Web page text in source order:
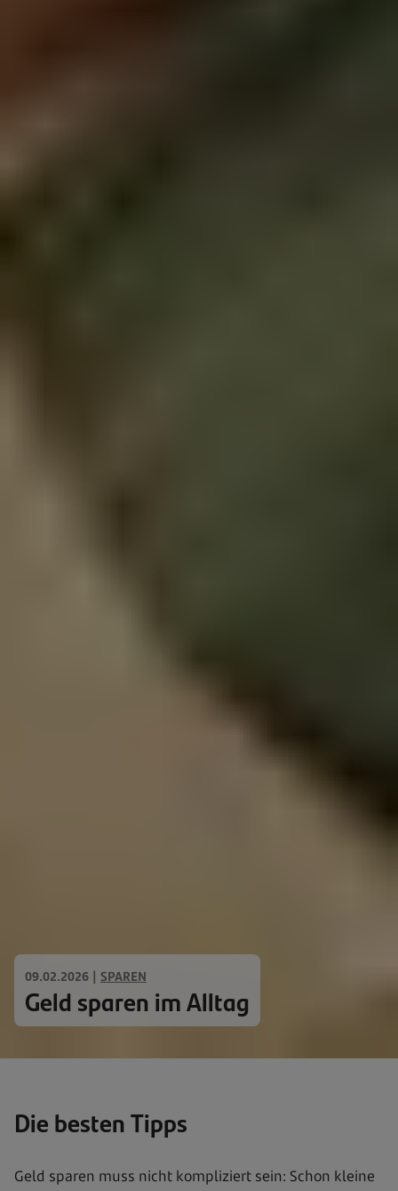
09.02.2026 | SPAREN
Geld sparen im Alltag
Die besten Tipps
Geld sparen muss nicht kompliziert sein: Schon kleine